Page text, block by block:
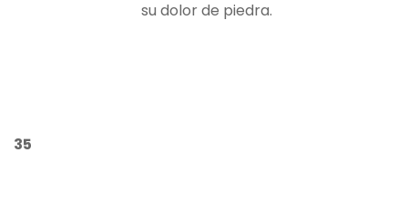
su dolor de piedra.
35